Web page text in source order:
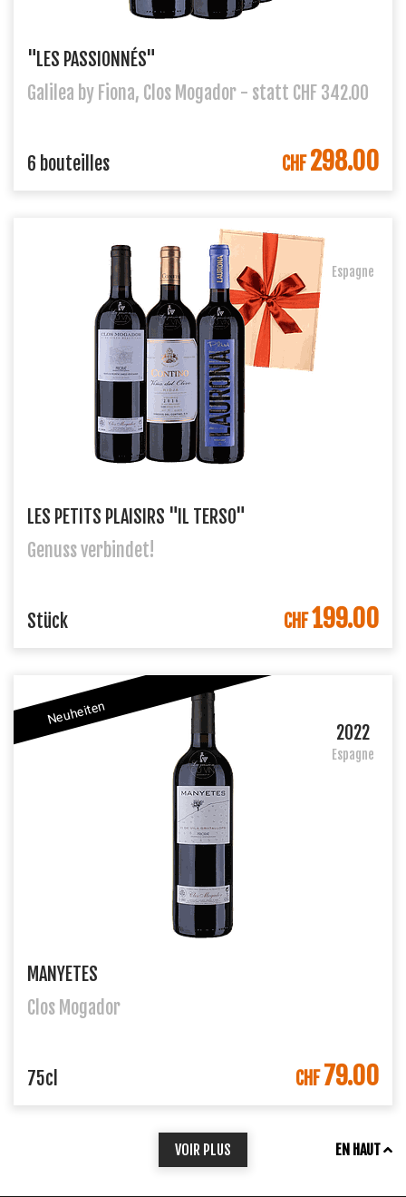
"LES PASSIONNÉS"
Galilea by Fiona, Clos Mogador - statt CHF 342.00
DANS LE PANIER
6 bouteilles CHF298.00
Espagne
LES PETITS PLAISIRS "IL TERSO"
Genuss verbindet!
DANS LE PANIER
Stück CHF199.00
Neuheiten
2022
Espagne
MANYETES
Clos Mogador
DANS LE PANIER
75cl CHF79.00
VOIR PLUS EN HAUT